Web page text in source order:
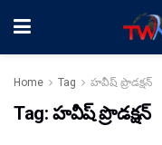
Home Tag హవీష్‌ ప్రొడక్షన్
Tag: హవీష్‌ ప్రొడక్షన్